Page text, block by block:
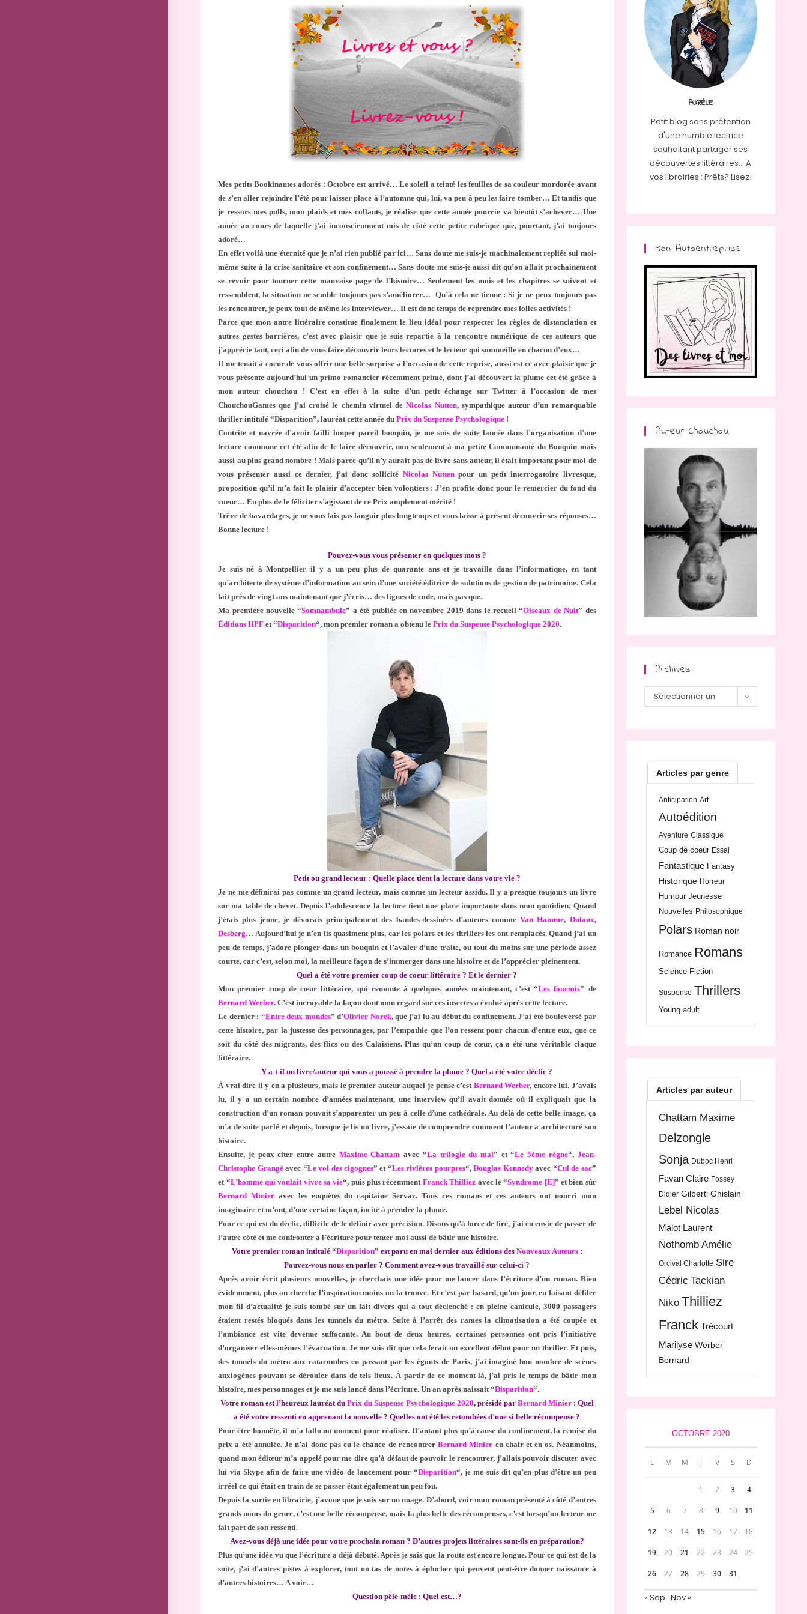
Mes petits Bookinautes adorés : Octobre est arrivé… Le soleil a teinté les feuilles de sa couleur mordorée avant
de s’en aller rejoindre l’été pour laisser place à l’automne qui, lui, va peu à peu les faire tomber… Et tandis que
je ressors mes pulls, mon plaids et mes collants, je réalise que cette année pourrie va bientôt s’achever… Une
année au cours de laquelle j’ai inconsciemment mis de côté cette petite rubrique que, pourtant, j’ai toujours
adoré…
En effet voilà une éternité que je n’ai rien publié par ici… Sans doute me suis-je machinalement repliée sui moi-
même suite à la crise sanitaire et son confinement… Sans doute me suis-je aussi dit qu’on allait prochainement
se revoir pour tourner cette mauvaise page de l’histoire… Seulement les mois et les chapitres se suivent et
ressemblent, la situation ne semble toujours pas s’améliorer… Qu’à cela ne tienne : Si je ne peux toujours pas
les rencontrer, je peux tout de même les interviewer… Il est donc temps de reprendre mes folles activités !
Parce que mon antre littéraire constitue finalement le lieu idéal pour respecter les règles de distanciation et
autres gestes barrières, c’est avec plaisir que je suis repartie à la rencontre numérique de ces auteurs que
j’apprécie tant, ceci afin de vous faire découvrir leurs lectures et le lecteur qui sommeille en chacun d’eux…
Il me tenait à coeur de vous offrir une belle surprise à l’occasion de cette reprise, aussi est-ce avec plaisir que je
vous présente aujourd’hui un primo-romancier récemment primé, dont j’ai découvert la plume cet été grâce à
mon auteur chouchou ! C’est en effet à la suite d’un petit échange sur Twitter à l’occasion de mes
ChouchouGames que j’ai croisé le chemin virtuel deNicolas Nutten, sympathique auteur d’un remarquable
thrillerintitulé “Disparition”, lauréat cette année duPrix du Suspense Psychologique !
Contrite et navrée d’avoir failli louper pareil bouquin, je me suis de suite lancée dans l’organisation d’une
lecture commune cet été afin de le faire découvrir, non seulement à ma petite Communauté du Bouquin mais
aussi au plus grand nombre ! Mais parce qu’il n’y aurait pas de livre sans auteur, il était important pour moi de
vous présenter aussi ce dernier, j’ai donc sollicité Nicolas Nuttenpour un petit interrogatoire livresque,
proposition qu’il m’a fait le plaisir d’accepter bien volontiers : J’en profite donc pour le remercier du fond du
coeur… En plus de le féliciter s’agissant de ce Prix amplement mérité !
Trêve de bavardages, je ne vous fais pas languir plus longtemps et vous laisse à présent découvrir ses réponses…
Bonne lecture !
Pouvez-vous vous présenter en quelques mots ?
Je suis né à Montpellier il y a un peu plus de quarante ans et je travaille dans l’informatique, en tant
qu’architecte de système d’information au sein d’une société éditrice de solutions de gestion de patrimoine. Cela
fait près de vingt ans maintenant que j’écris… des lignes de code, mais pas que.
Ma première nouvelle “Somnambule” a été publiée en novembre 2019 dans le recueil “Oiseaux de Nuit” des
Éditions HPF et “Disparition“, mon premier roman a obtenu lePrix du Suspense Psychologique 2020.
Petit ou grand lecteur : Quelle place tient la lecture dans votre vie ?
Je ne me définirai pas comme un grand lecteur, mais comme un lecteur assidu. Il y a presque toujours un livre
sur ma table de chevet. Depuis l’adolescence la lecture tient une place importante dans mon quotidien. Quand
j’étais plus jeune, je dévorais principalement des bandes-dessinées d’auteurs commeVan Hamme, Dufaux,
Desberg… Aujourd’hui je n’en lis quasiment plus, car les polars et les thrillers les ont remplacés. Quand j’ai un
peu de temps, j’adore plonger dans un bouquin et l’avaler d’une traite, ou tout du moins sur une période assez
courte, car c’est, selon moi, la meilleure façon de s’immerger dans une histoire et de l’apprécier pleinement.
Quel a été votre premier coup de coeur littéraire ? Et le dernier ?
Mon premier coup de cœur littéraire, qui remonte à quelques années maintenant, c’est “Les fourmis” de
Bernard Werber. C’est incroyable la façon dont mon regard sur ces insectes a évolué après cette lecture.
Le dernier : “Entre deux mondes” d’Olivier Norek, que j’ai lu au début du confinement. J’ai été bouleversé par
cette histoire, par la justesse des personnages, par l’empathie que l’on ressent pour chacun d’entre eux, que ce
soit du côté des migrants, des flics ou des Calaisiens. Plus qu’un coup de cœur, ça a été une véritable claque
littéraire.
Y a-t-il un livre/auteur qui vous a poussé à prendre la plume ? Quel a été votre déclic ?
À vrai dire il y en a plusieurs, mais le premier auteur auquel je pense c’est Bernard Werber, encore lui. J’avais
lu, il y a un certain nombre d’années maintenant, une interview qu’il avait donnée où il expliquait que la
construction d’un roman pouvait s’apparenter un peu à celle d’une cathédrale. Au delà de cette belle image, ça
m’a de suite parlé et depuis, lorsque je lis un livre, j’essaie de comprendre comment l’auteur a architecturé son
histoire.
Ensuite, je peux citer entre autre Maxime Chattam avec “La trilogie du mal” et “Le 5ème règne“, Jean-
Christophe Grangéavec “Le vol des cigognes” et “Les rivières pourpres“,Douglas Kennedyavec “Cul de sac”
et “L’homme qui voulait vivre sa vie“, puis plus récemment Franck Thilliez avec le “Syndrome [E]” et bien sûr
Bernard Minier avec les enquêtes du capitaine Servaz. Tous ces romans et ces auteurs ont nourri mon
imaginaire et m’ont, d’une certaine façon, incité à prendre la plume.
Pour ce qui est du déclic, difficile de le définir avec précision. Disons qu’à force de lire, j’ai eu envie de passer de
l’autre côté et me confronter à l’écriture pour tenter moi aussi de bâtir une histoire.
Votre premier roman intitulé “Disparition” est paru en mai dernier aux éditions des Nouveaux Auteurs:
Pouvez-vous nous en parler ? Comment avez-vous travaillé sur celui-ci ?
Après avoir écrit plusieurs nouvelles, je cherchais une idée pour me lancer dans l’écriture d’un roman. Bien
évidemment, plus on cherche l’inspiration moins on la trouve. Et c’est par hasard, qu’un jour, en faisant défiler
mon fil d’actualité je suis tombé sur un fait divers qui a tout déclenché : en pleine canicule, 3000 passagers
étaient restés bloqués dans les tunnels du métro. Suite à l’arrêt des rames la climatisation a été coupée et
l’ambiance est vite devenue suffocante. Au bout de deux heures, certaines personnes ont pris l’initiative
d’organiser elles-mêmes l’évacuation. Je me suis dit que cela ferait un excellent début pour un thriller. Et puis,
des tunnels du métro aux catacombes en passant par les égouts de Paris, j’ai imaginé bon nombre de scènes
anxiogènes pouvant se dérouler dans de tels lieux. À partir de ce moment-là, j’ai pris le temps de bâtir mon
histoire, mes personnages et je me suis lancé dans l’écriture. Un an après naissait “Disparition“.
Votre roman est l’heureux lauréat du Prix du Suspense Psychologique 2020, présidé par Bernard Minier: Quel
a été votre ressenti en apprenant la nouvelle ? Quelles ont été les retombées d’une si belle récompense ?
Pour être honnête, il m’a fallu un moment pour réaliser. D’autant plus qu’à cause du confinement, la remise du
prix a été annulée. Je n’ai donc pas eu le chance de rencontrerBernard Minier en chair et en os. Néanmoins,
quand mon éditeur m’a appelé pour me dire qu’à défaut de pouvoir le rencontrer, j’allais pouvoir discuter avec
lui via Skype afin de faire une vidéo de lancement pour “Disparition“, je me suis dit qu’en plus d’être un peu
irréel ce qui était en train de se passer était également un peu fou.
Depuis la sortie en librairie, j’avoue que je suis sur un nuage. D’abord, voir mon roman présenté à côté d’autres
grands noms du genre, c’est une belle récompense, mais la plus belle des récompenses, c’est lorsqu’un lecteur me
fait part de son ressenti.
Avez-vous déjà une idée pour votre prochain roman ? D’autres projets littéraires sont-ils en préparation?
Plus qu’une idée vu que l’écriture a déjà débuté. Après je sais que la route est encore longue. Pour ce qui est de la
suite, j’ai d’autres pistes à explorer, tout un tas de notes à éplucher qui peuvent peut-être donner naissance à
d’autres histoires… A voir…
Question pêle-mêle : Quel est…?
AURÉLIE
Petit blog sans prétention
d'une humble lectrice
souhaitant partager ses
découvertes littéraires... A
vos librairies : Prêts? Lisez!
Mon Autoentreprise
Auteur Chouchou
Archives
Archives
Sélectionner un
Articles par genre
Anticipation Art
Autoédition
Aventure Classique
Coup de coeur Essai
Fantastique Fantasy
Historique Horreur
Humour Jeunesse
Nouvelles Philosophique
Polars Roman noir
Romance Romans
Science-Fiction
Suspense Thrillers
Young adult
Articles par auteur
Chattam Maxime
Delzongle
Sonja Duboc Henri
Favan Claire Fossey
Didier Gilberti Ghislain
Lebel Nicolas
Malot Laurent
Nothomb Amélie
Orcival Charlotte Sire
Cédric Tackian
Niko Thilliez
Franck Trécourt
Marilyse Werber
Bernard
OCTOBRE 2020
L M M J V S D
1 2 3 4
5 6 7 8 9 10 11
12 13 14 15 16 17 18
19 20 21 22 23 24 25
26 27 28 29 30 31
« Sep Nov »